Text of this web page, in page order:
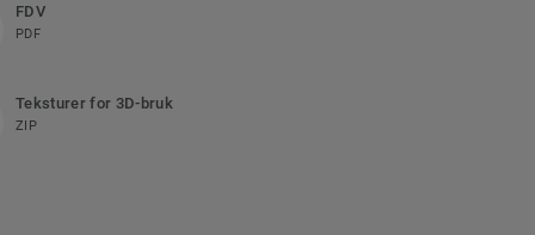
FDV
PDF
Teksturer for 3D-bruk
ZIP